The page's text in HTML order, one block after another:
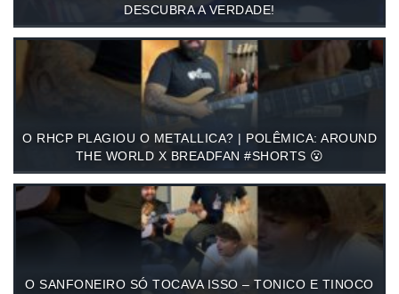
DESCUBRA A VERDADE!
O RHCP PLAGIOU O METALLICA? | POLÊMICA: AROUND
THE WORLD X BREADFAN #SHORTS 😮
O SANFONEIRO SÓ TOCAVA ISSO – TONICO E TINOCO